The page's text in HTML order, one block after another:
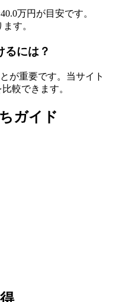
40.0万円が目安です。
す。
るには？
が重要です。当サイト
較できます。
ガイド